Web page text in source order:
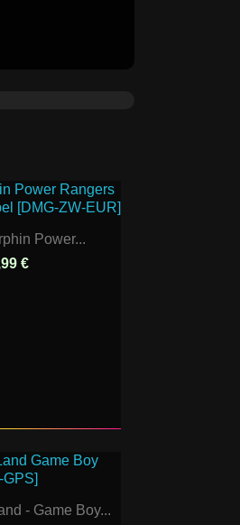
Power...
€
- Game Boy...